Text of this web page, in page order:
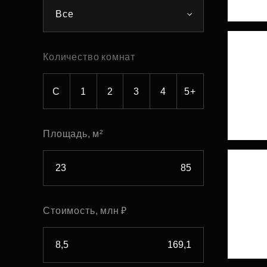
Рефинансирование
Все
Количество комнат
С 1 2 3 4 5+
Площадь, м²
Стоимость, млн ₽